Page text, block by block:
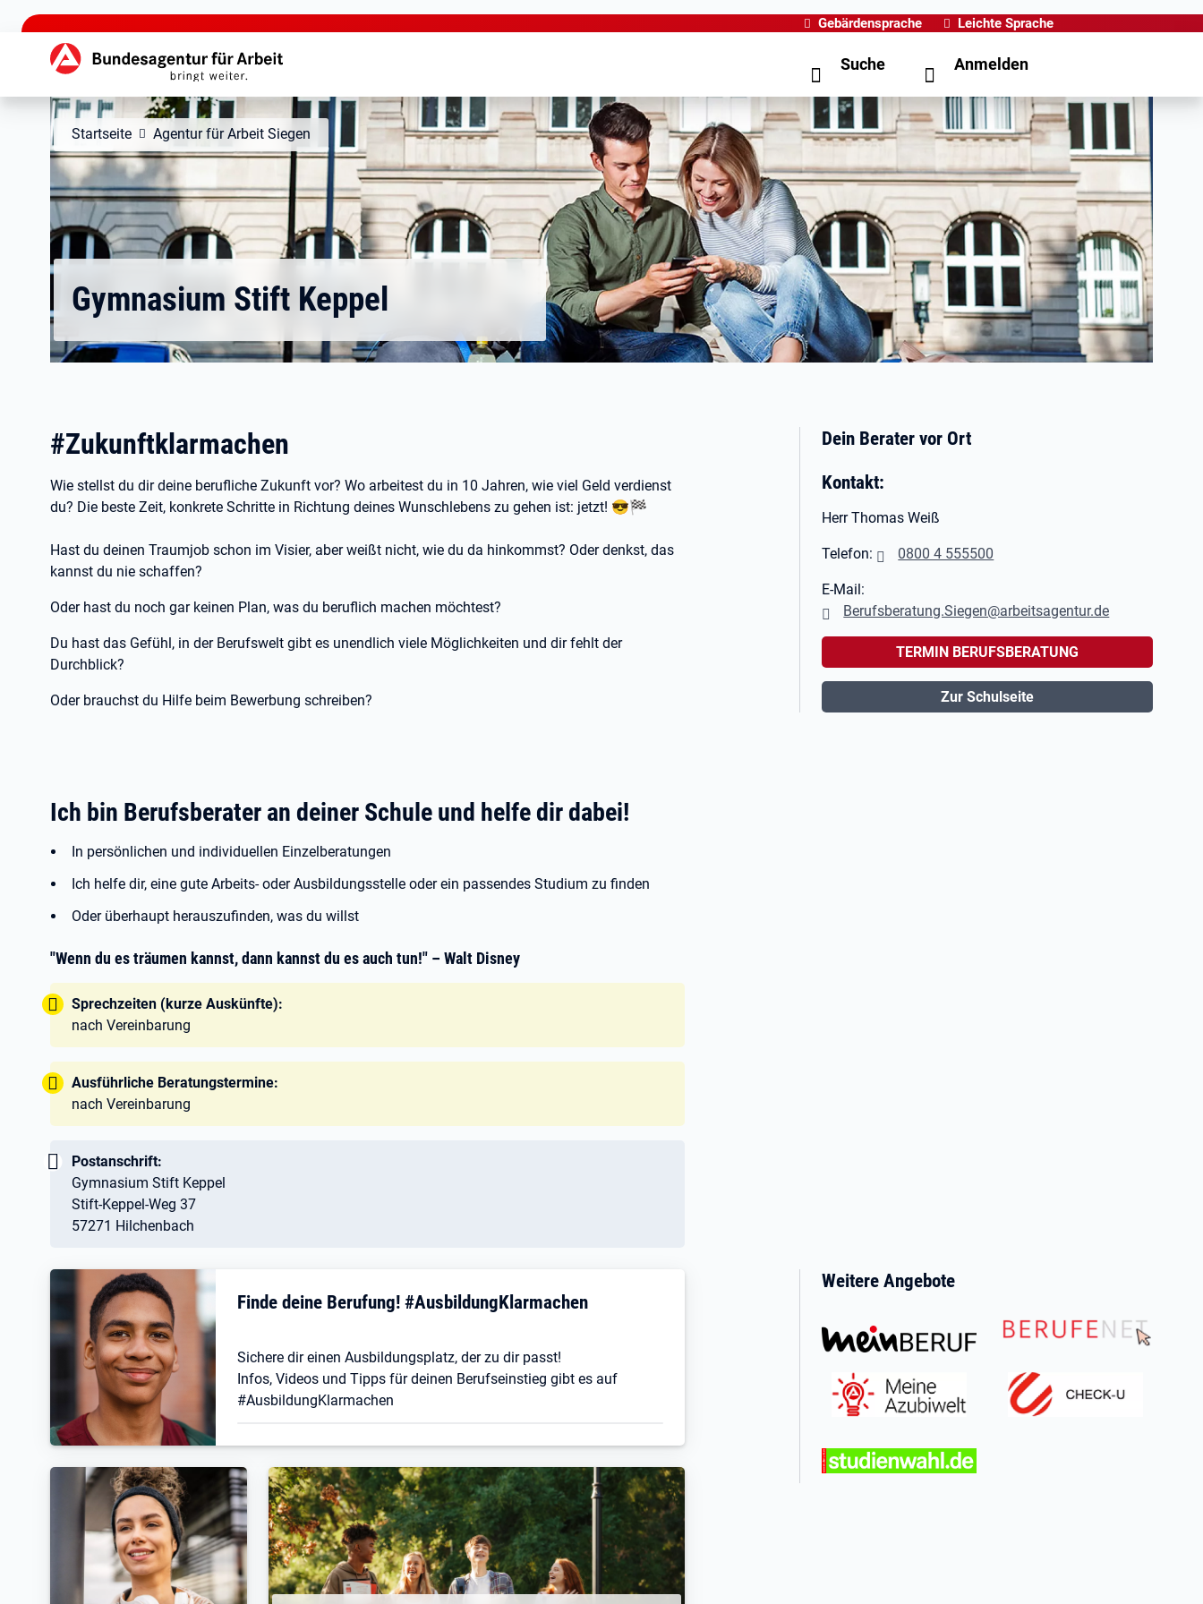
zu den Hauptinhalten springen
Gebärdensprache Leichte Sprache
Hauptnavigation Suche Anmelden
Startseite Agentur für Arbeit Siegen
Gymnasium Stift Keppel
#Zukunftklarmachen
Wie stellst du dir deine berufliche Zukunft vor? Wo arbeitest du in 10 Jahren, wie viel Geld verdienst
du? Die beste Zeit, konkrete Schritte in Richtung deines Wunschlebens zu gehen ist: jetzt! 😎🏁
Hast du deinen Traumjob schon im Visier, aber weißt nicht, wie du da hinkommst? Oder denkst, das
kannst du nie schaffen?
Oder hast du noch gar keinen Plan, was du beruflich machen möchtest?
Du hast das Gefühl, in der Berufswelt gibt es unendlich viele Möglichkeiten und dir fehlt der
Durchblick?
Oder brauchst du Hilfe beim Bewerbung schreiben?
Ich bin Berufsberater an deiner Schule und helfe dir dabei!
In persönlichen und individuellen Einzelberatungen
Ich helfe dir, eine gute Arbeits- oder Ausbildungsstelle oder ein passendes Studium zu finden
Oder überhaupt herauszufinden, was du willst
"Wenn du es träumen kannst, dann kannst du es auch tun!" – Walt Disney
Tipp:
Sprechzeiten (kurze Auskünfte):
nach Vereinbarung
Tipp:
Ausführliche Beratungstermine:
nach Vereinbarung
Wichtig:
Postanschrift:
Gymnasium Stift Keppel
Stift-Keppel-Weg 37
57271 Hilchenbach
Dein Berater vor Ort
Kontakt:
Herr Thomas Weiß
Telefon: 0800 4 555500
E-Mail:
Berufsberatung.Siegen@arbeitsagentur.de
TERMIN BERUFSBERATUNG
Zur Schulseite
Finde deine Berufung! #AusbildungKlarmachen
Sichere dir einen Ausbildungsplatz, der zu dir passt!
Infos, Videos und Tipps für deinen Berufseinstieg gibt es auf
#AusbildungKlarmachen
Weitere Angebote